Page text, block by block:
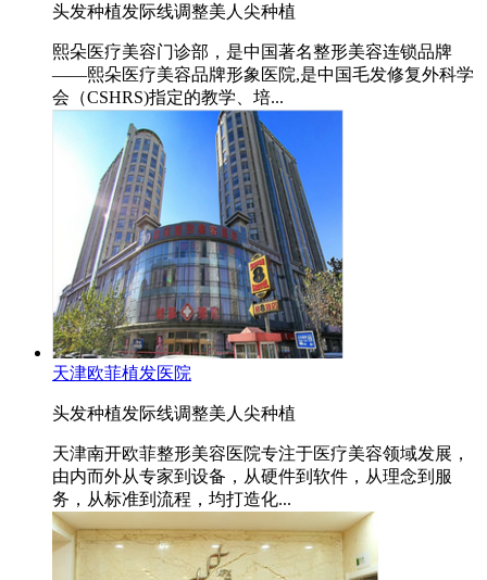
头发种植发际线调整美人尖种植
熙朵医疗美容门诊部，是中国著名整形美容连锁品牌
——熙朵医疗美容品牌形象医院,是中国毛发修复外科学
会（CSHRS)指定的教学、培...
天津欧菲植发医院
头发种植发际线调整美人尖种植
天津南开欧菲整形美容医院专注于医疗美容领域发展，
由内而外从专家到设备，从硬件到软件，从理念到服
务，从标准到流程，均打造化...